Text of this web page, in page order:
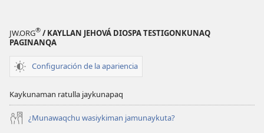
JW.ORG® / KAYLLAN JEHOVÁ DIOSPA TESTIGONKUNAQ
PAGINANQA
Configuración de la apariencia
Kaykunaman ratulla jaykunapaq
¿Munawaqchu wasiykiman jamunaykuta?